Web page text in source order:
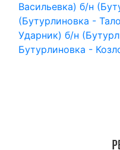
Васильевка) б/н
(Бутурлиновка -
Ударник) б/н
Бутурлиновка -